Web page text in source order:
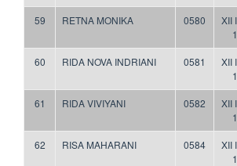
59 RETNA MONIKA 0580
XII
1
60 RIDA NOVA INDRIANI 0581
XII
1
61 RIDA VIVIYANI 0582
XII
1
62 RISA MAHARANI 0584
XII
1